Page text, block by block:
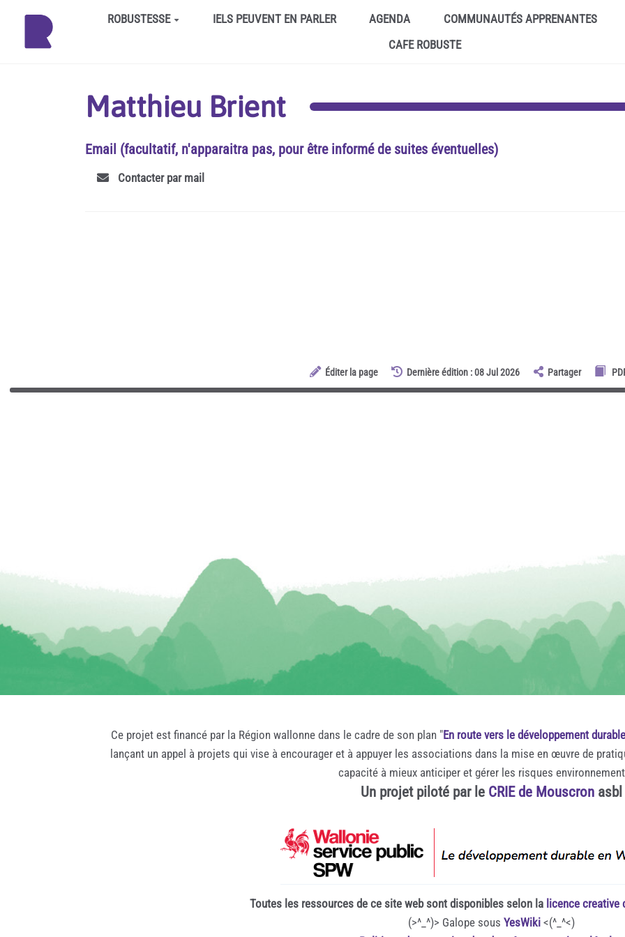
Aller au contenu principalROBUSTESSE IELS PEUVENT EN PARLER AGENDA
COMMUNAUTÉS APPRENANTES
CAFE ROBUSTE
Matthieu Brient
Email (facultatif, n'apparaitra pas, pour être informé de suites éventuelles)
Contacter par mail
Éditer la page Dernière édition : 08 Jul 2026 Partager
Ce projet est financé par la Région wallonne dans le cadre de son plan "En route vers le développement durable
lançant un appel à projets qui vise à encourager et à appuyer les associations dans la mise en œuvre de
capacité à mieux anticiper et gérer les risques
Un projet piloté par le CRIE de Mouscronasbl
Toutes les ressources de ce site web sont disponibles selon la licence creative
(>^_^)> Galope sous YesWiki<(^_^<)